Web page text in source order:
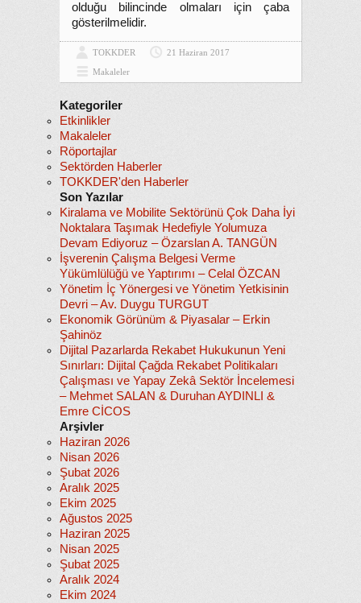
olduğu bilincinde olmaları için çaba
gösterilmelidir.
TOKKDER
21 Haziran 2017
Makaleler
Kategoriler
Etkinlikler
Makaleler
Röportajlar
Sektörden Haberler
TOKKDER'den Haberler
Son Yazılar
Kiralama ve Mobilite Sektörünü Çok Daha İyi
Noktalara Taşımak Hedefiyle Yolumuza
Devam Ediyoruz – Özarslan A. TANGÜN
İşverenin Çalışma Belgesi Verme
Yükümlülüğü ve Yaptırımı – Celal ÖZCAN
Yönetim İç Yönergesi ve Yönetim Yetkisinin
Devri – Av. Duygu TURGUT
Ekonomik Görünüm & Piyasalar – Erkin
Şahinöz
Dijital Pazarlarda Rekabet Hukukunun Yeni
Sınırları: Dijital Çağda Rekabet Politikaları
Çalışması ve Yapay Zekâ Sektör İncelemesi
– Mehmet SALAN & Duruhan AYDINLI &
Emre CİCOS
Arşivler
Haziran 2026
Nisan 2026
Şubat 2026
Aralık 2025
Ekim 2025
Ağustos 2025
Haziran 2025
Nisan 2025
Şubat 2025
Aralık 2024
Ekim 2024